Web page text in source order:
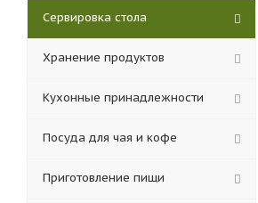
Сервировка стола
Хранение продуктов
Кухонные принадлежности
Посуда для чая и кофе
Приготовление пищи